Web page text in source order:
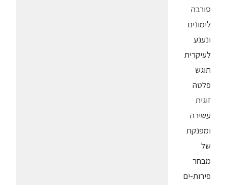
סורבה
לימונים
ונענע
לעיקרית
תוגש
פלטה
זוגית
עשירה
ומפנקת
של
מבחר
פירות-ים